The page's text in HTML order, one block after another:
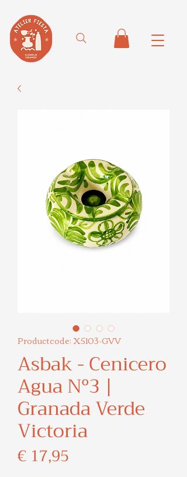
Productcode: X5103-GVV
Asbak - Cenicero
Agua Nº3 |
Granada Verde
Victoria
€ 17,95